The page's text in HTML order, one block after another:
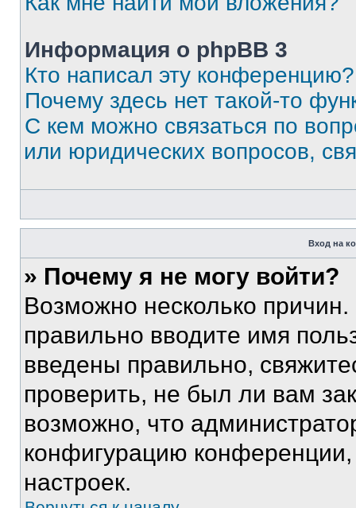
Информация о phpBB 3
Кто написал эту конференцию?
Почему здесь нет такой-то
С кем можно связаться по
или юридических вопросов,
Вход на
» Почему я не могу войти?
Возможно несколько
правильно вводите имя
введены правильно,
проверить, не был ли вам
возможно, что
конфигурацию
настроек.